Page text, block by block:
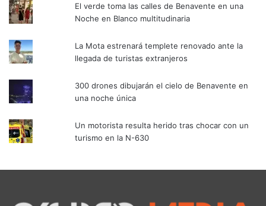
El verde toma las calles de Benavente en una
Noche en Blanco multitudinaria
La Mota estrenará templete renovado ante la
llegada de turistas extranjeros
300 drones dibujarán el cielo de Benavente en
una noche única
Un motorista resulta herido tras chocar con un
turismo en la N-630